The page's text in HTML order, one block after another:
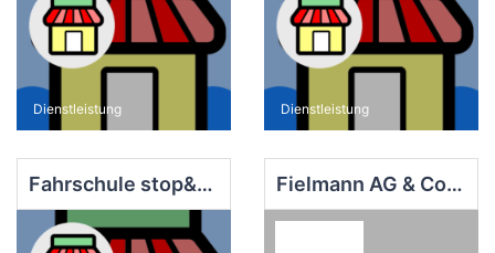
Dienstleistung Dienstleistung
Fahrschule stop&go Fielmann AG & Co. OHG